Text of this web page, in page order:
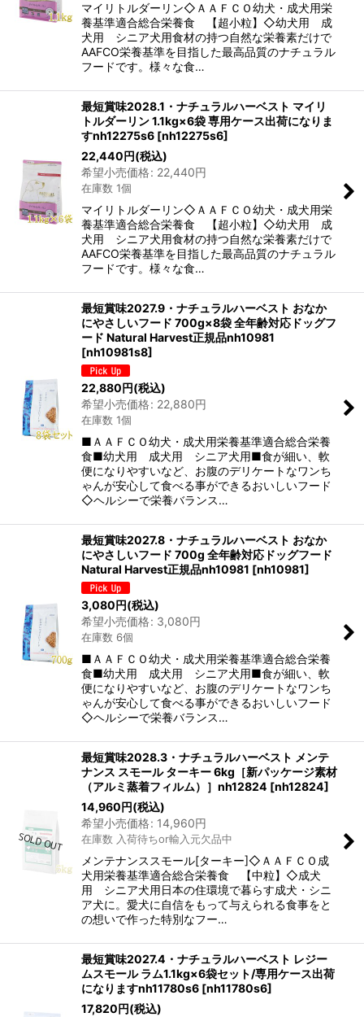
マイリトルダーリン◇ＡＡＦＣＯ幼犬・成犬用栄
養基準適合総合栄養食 【超小粒】◇幼犬用 成
犬用 シニア犬用食材の持つ自然な栄養素だけで
AAFCO栄養基準を目指した最高品質のナチュラル
フードです。様々な食…
最短賞味2028.1・ナチュラルハーベスト マイリ
トルダーリン 1.1kg×6袋 専用ケース出荷になりま
すnh12275s6 [nh12275s6]
22,440円(税込)
希望小売価格: 22,440円
在庫数 1個
マイリトルダーリン◇ＡＡＦＣＯ幼犬・成犬用栄
養基準適合総合栄養食 【超小粒】◇幼犬用 成
犬用 シニア犬用食材の持つ自然な栄養素だけで
AAFCO栄養基準を目指した最高品質のナチュラル
フードです。様々な食…
最短賞味2027.9・ナチュラルハーベスト おなか
にやさしいフード 700g×8袋 全年齢対応ドッグフ
ード Natural Harvest正規品nh10981
[nh10981s8]
22,880円(税込)
希望小売価格: 22,880円
在庫数 1個
■ＡＡＦＣＯ幼犬・成犬用栄養基準適合総合栄養
食■幼犬用 成犬用 シニア犬用■食が細い、軟
便になりやすいなど、お腹のデリケートなワンち
ゃんが安心して食べる事ができるおいしいフード
◇ヘルシーで栄養バランス…
最短賞味2027.8・ナチュラルハーベスト おなか
にやさしいフード 700g 全年齢対応ドッグフード
Natural Harvest正規品nh10981 [nh10981]
3,080円(税込)
希望小売価格: 3,080円
在庫数 6個
■ＡＡＦＣＯ幼犬・成犬用栄養基準適合総合栄養
食■幼犬用 成犬用 シニア犬用■食が細い、軟
便になりやすいなど、お腹のデリケートなワンち
ゃんが安心して食べる事ができるおいしいフード
◇ヘルシーで栄養バランス…
最短賞味2028.3・ナチュラルハーベスト メンテ
ナンス スモール ターキー 6kg［新パッケージ素材
（アルミ蒸着フィルム）］nh12824 [nh12824]
14,960円(税込)
希望小売価格: 14,960円
在庫数 入荷待ちor輸入元欠品中
メンテナンススモール[ターキー]◇ＡＡＦＣＯ成
犬用栄養基準適合総合栄養食 【中粒】◇成犬
用 シニア犬用日本の住環境で暮らす成犬・シニ
ア犬に。愛犬に自信をもって与えられる食事をと
の想いで作った特別なフー…
最短賞味2027.4・ナチュラルハーベスト レジー
ムスモール ラム1.1kg×6袋セット/専用ケース出荷
になりますnh11780s6 [nh11780s6]
17,820円(税込)